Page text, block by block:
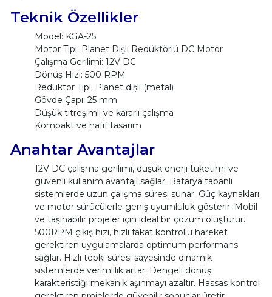
Teknik Özellikler
Model: KGA-25
Motor Tipi: Planet Dişli Redüktörlü DC Motor
Çalışma Gerilimi: 12V DC
Dönüş Hızı: 500 RPM
Redüktör Tipi: Planet dişli (metal)
Gövde Çapı: 25 mm
Düşük titreşimli ve kararlı çalışma
Kompakt ve hafif tasarım
Anahtar Avantajlar
12V DC çalışma gerilimi, düşük enerji tüketimi ve
güvenli kullanım avantajı sağlar. Batarya tabanlı
sistemlerde uzun çalışma süresi sunar. Güç kaynakları
ve motor sürücülerle geniş uyumluluk gösterir. Mobil
ve taşınabilir projeler için ideal bir çözüm oluşturur.
500RPM çıkış hızı, hızlı fakat kontrollü hareket
gerektiren uygulamalarda optimum performans
sağlar. Hızlı tepki süresi sayesinde dinamik
sistemlerde verimlilik artar. Dengeli dönüş
karakteristiği mekanik aşınmayı azaltır. Hassas kontrol